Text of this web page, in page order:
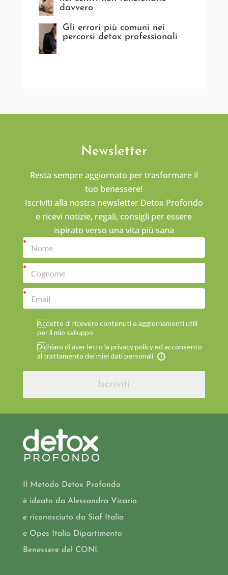
davvero
Gli errori più comuni nei
percorsi detox professionali
Newsletter
Resta sempre aggiornato per trasformare il
tuo benessere!
Iscriviti alla nostra newsletter Detox Profondo
e ricevi notizie, regali, consigli per essere
ispirato verso una vita più sana
Accetto di ricevere contenuti e aggiornamenti utili
per il mio sviluppo
Dichiaro di aver letto la privacy policy ed acconsento
al trattamento dei miei dati personali
Iscriviti
Il Metodo Detox Profondo
è ideato da Alessandra Vicario
e riconosciuto da Siaf Italia
e Opes Italia Dipartimento
Benessere del CONI.